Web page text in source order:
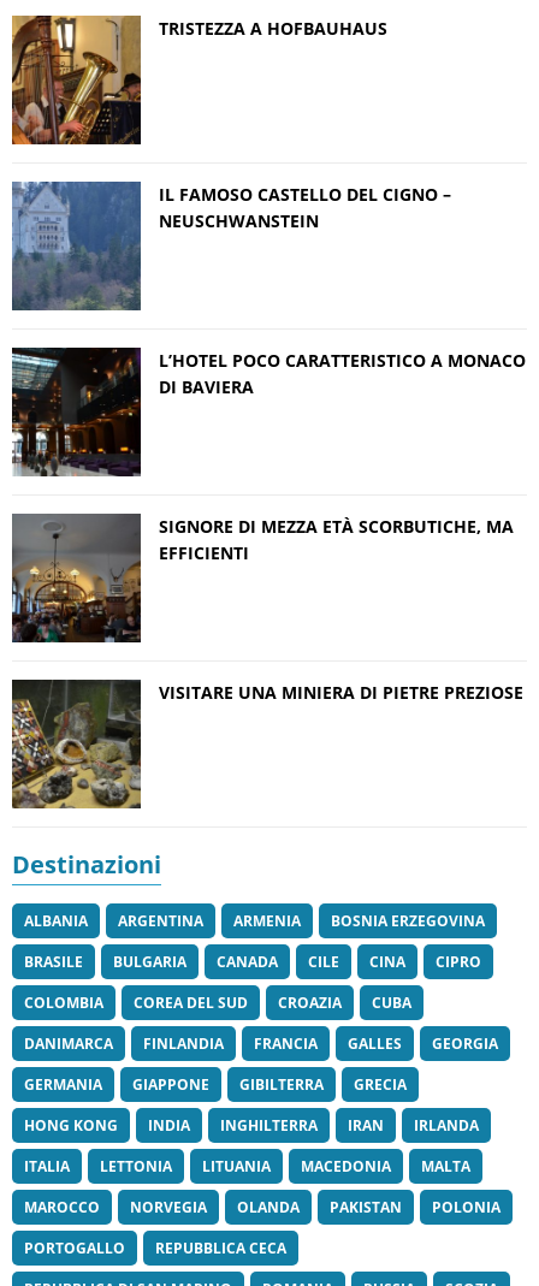
TRISTEZZA A HOFBAUHAUS
IL FAMOSO CASTELLO DEL CIGNO –
NEUSCHWANSTEIN
L’HOTEL POCO CARATTERISTICO A MONACO
DI BAVIERA
SIGNORE DI MEZZA ETÀ SCORBUTICHE, MA
EFFICIENTI
VISITARE UNA MINIERA DI PIETRE PREZIOSE
Destinazioni
ALBANIA ARGENTINA ARMENIA
BOSNIA ERZEGOVINA
BRASILE
BULGARIA CANADA CILE CINA
CIPRO
COLOMBIA
COREA DEL SUD CROAZIA
CUBA
DANIMARCA
FINLANDIA FRANCIA GALLES
GEORGIA
GERMANIA
GIAPPONE GIBILTERRA
GRECIA
HONG KONG
INDIA INGHILTERRA IRAN
IRLANDA
ITALIA
LETTONIA LITUANIA MACEDONIA
MALTA
MAROCCO
NORVEGIA OLANDA PAKISTAN
POLONIA
PORTOGALLO
REPUBBLICA CECA